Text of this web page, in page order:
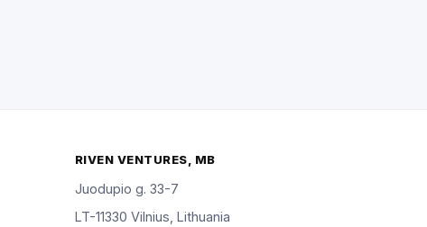
RIVEN VENTURES, MB
Juodupio g. 33-7
LT-11330 Vilnius, Lithuania